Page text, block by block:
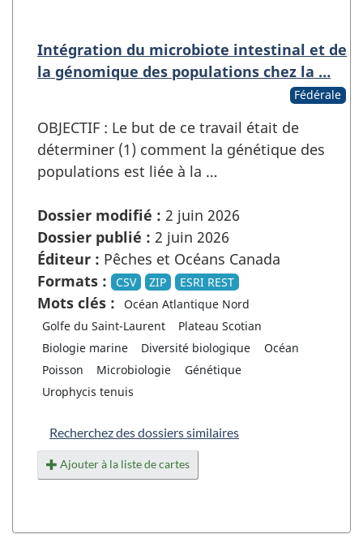
Intégration du microbiote intestinal et de
la génomique des populations chez la …
Fédérale
OBJECTIF : Le but de ce travail était de
déterminer (1) comment la génétique des
populations est liée à la …
Dossier modifié : 2 juin 2026
Dossier publié : 2 juin 2026
Éditeur : Pêches et Océans Canada
Formats :
CSV ZIP ESRI REST
Mots clés :
Océan Atlantique Nord
Golfe du Saint-Laurent
Plateau Scotian
Biologie marine
Diversité biologique
Océan
Poisson
Microbiologie
Génétique
Urophycis tenuis
Recherchez des dossiers similaires
Ajouter à la liste de cartes